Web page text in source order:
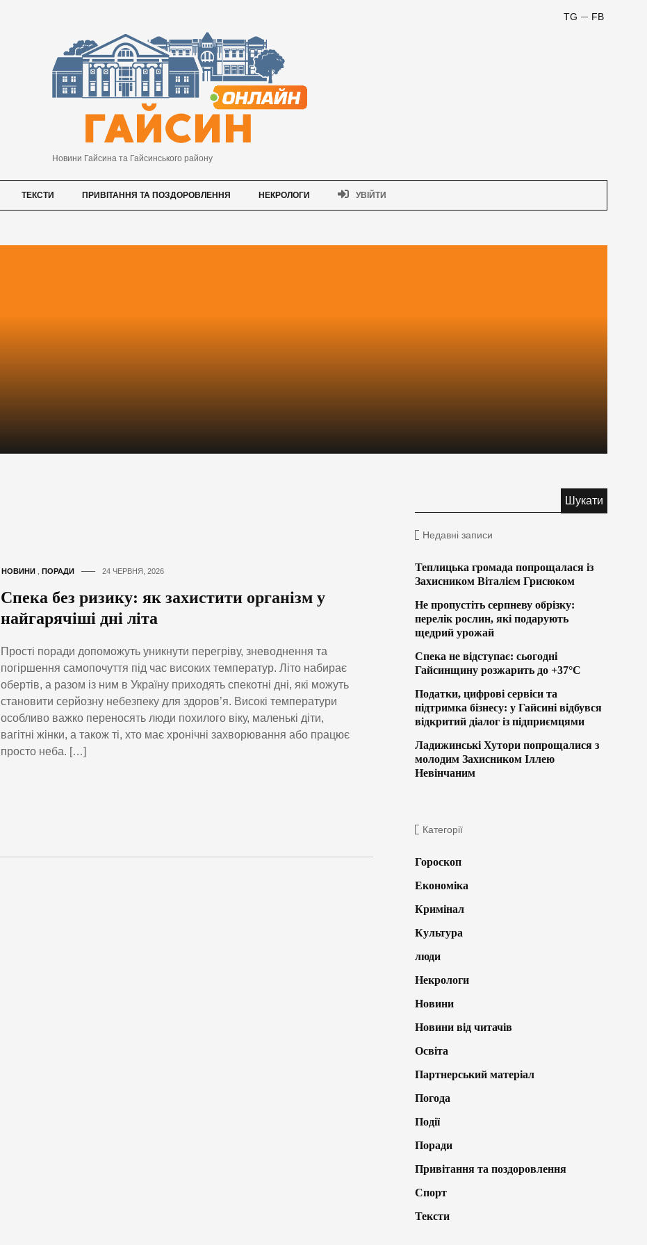
FB
TG
Новини Гайсина та Гайсинського району
ТЕКСТИ ПРИВІТАННЯ ТА ПОЗДОРОВЛЕННЯ НЕКРОЛОГИ УВІЙТИ
НОВИНИ ПОРАДИ 24 ЧЕРВНЯ, 2026
Спека без ризику: як захистити організм у
найгарячіші дні літа
Прості поради допоможуть уникнути перегріву, зневоднення та
погіршення самопочуття під час високих температур. Літо набирає
обертів, а разом із ним в Україну приходять спекотні дні, які можуть
становити серйозну небезпеку для здоров’я. Високі температури
особливо важко переносять люди похилого віку, маленькі діти,
вагітні жінки, а також ті, хто має хронічні захворювання або працює
просто неба. […]
Недавні записи
Теплицька громада попрощалася із
Захисником Віталієм Грисюком
Не пропустіть серпневу обрізку:
перелік рослин, які подарують
щедрий урожай
Спека не відступає: сьогодні
Гайсинщину розжарить до +37°C
Податки, цифрові сервіси та
підтримка бізнесу: у Гайсині відбувся
відкритий діалог із підприємцями
Ладижинські Хутори попрощалися з
молодим Захисником Іллею
Невінчаним
Категорії
Гороскоп
Економіка
Кримінал
Культура
люди
Некрологи
Новини
Новини від читачів
Освіта
Партнерський матеріал
Погода
Події
Поради
Привітання та поздоровлення
Спорт
Тексти